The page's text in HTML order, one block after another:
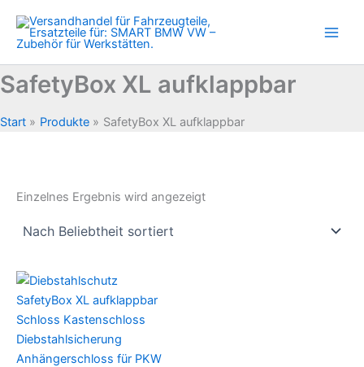
Inhalt
springen
SafetyBox XL aufklappbar
Start Produkte SafetyBox XL aufklappbar
Einzelnes Ergebnis wird angezeigt